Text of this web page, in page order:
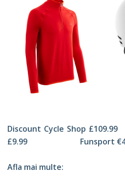
Discount Cycle Shop
£9.99 Funsport
Afla mai multe: